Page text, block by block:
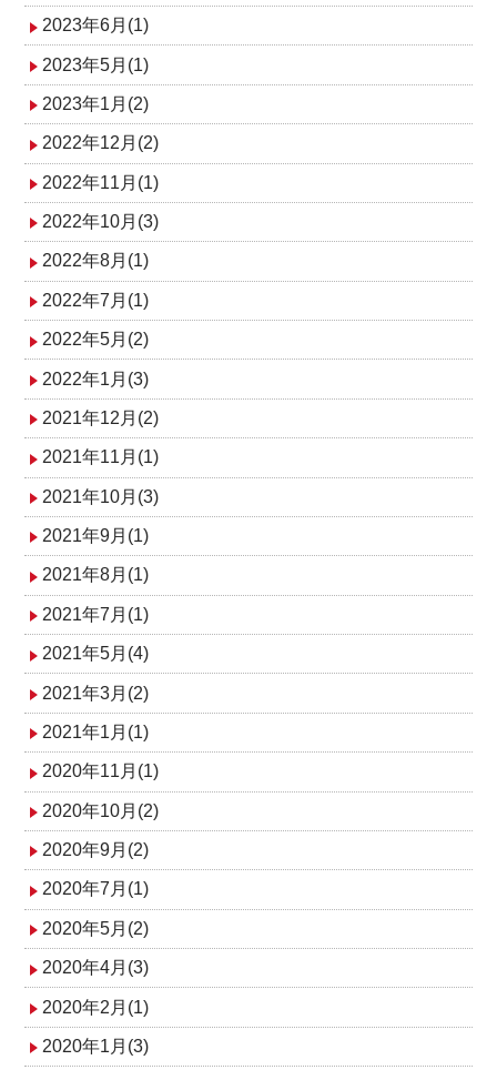
2023年6月(1)
2023年5月(1)
2023年1月(2)
2022年12月(2)
2022年11月(1)
2022年10月(3)
2022年8月(1)
2022年7月(1)
2022年5月(2)
2022年1月(3)
2021年12月(2)
2021年11月(1)
2021年10月(3)
2021年9月(1)
2021年8月(1)
2021年7月(1)
2021年5月(4)
2021年3月(2)
2021年1月(1)
2020年11月(1)
2020年10月(2)
2020年9月(2)
2020年7月(1)
2020年5月(2)
2020年4月(3)
2020年2月(1)
2020年1月(3)